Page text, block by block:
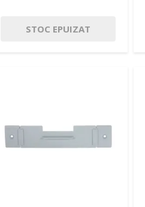
STOC EPUIZAT